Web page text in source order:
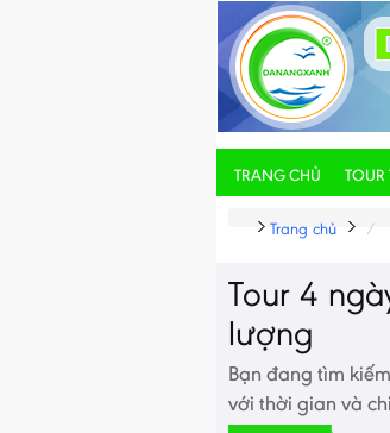
TRANG CHỦ
Trang chủ
Tour 4
lượng
Bạn đang tìm
với thời gian và